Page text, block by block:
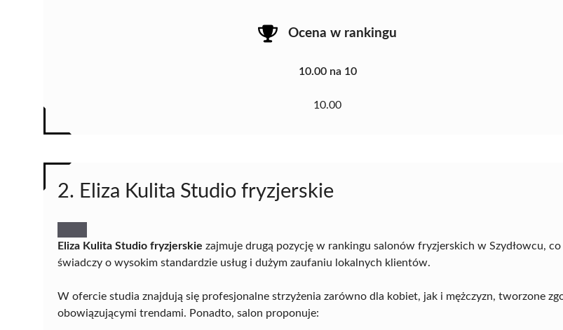
Ocena w rankingu
10.00 na 10
10.00
2. Eliza Kulita Studio fryzjerskie
Eliza Kulita Studio fryzjerskie zajmuje drugą pozycję w rankingu salonów fryzjerskich w Szydłowcu, co
świadczy o wysokim standardzie usług i dużym zaufaniu lokalnych klientów.
W ofercie studia znajdują się profesjonalne strzyżenia zarówno dla kobiet, jak i mężczyzn, tworzone
obowiązującymi trendami. Ponadto, salon proponuje: